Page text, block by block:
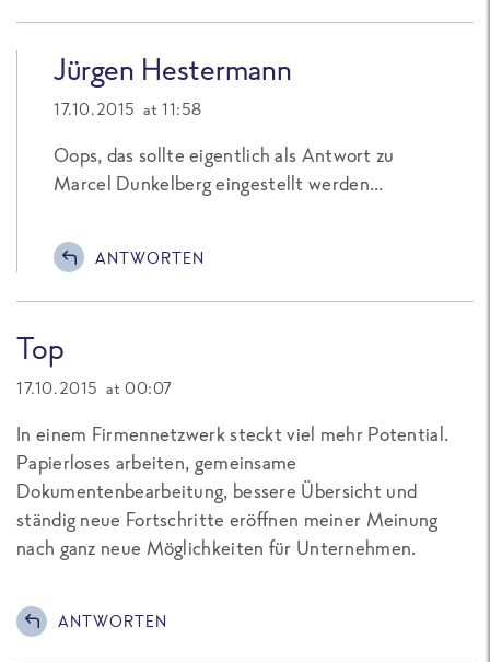
Jürgen Hestermann
17.10.2015 at 11:58
Oops, das sollte eigentlich als Antwort zu
Marcel Dunkelberg eingestellt werden...
ANTWORTEN
Top
17.10.2015 at 00:07
In einem Firmennetzwerk steckt viel mehr Potential.
Papierloses arbeiten, gemeinsame
Dokumentenbearbeitung, bessere Übersicht und
ständig neue Fortschritte eröffnen meiner Meinung
nach ganz neue Möglichkeiten für Unternehmen.
ANTWORTEN